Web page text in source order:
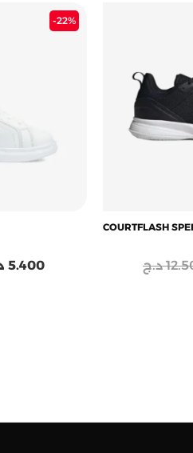
-22%
5.400
Le
prix
COURTFLASH
د.ج